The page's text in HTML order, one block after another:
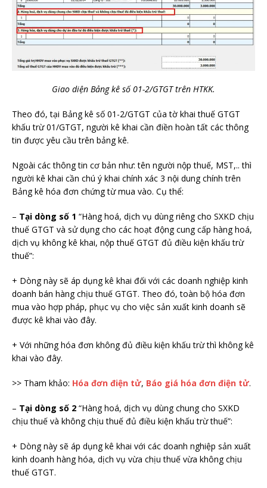
Giao diện Bảng kê số 01-2/GTGT trên HTKK.
Theo đó, tại Bảng kê số 01-2/GTGT của tờ khai thuế GTGT
khấu trừ 01/GTGT, người kê khai cần điền hoàn tất các thông
tin được yêu cầu trên bảng kê.
Ngoài các thông tin cơ bản như: tên người nộp thuế, MST,.. thì
người kê khai cần chú ý khai chính xác 3 nội dung chính trên
Bảng kê hóa đơn chứng từ mua vào. Cụ thể:
– Tại dòng số 1 “Hàng hoá, dịch vụ dùng riêng cho SXKD chịu
thuế GTGT và sử dụng cho các hoạt động cung cấp hàng hoá,
dịch vụ không kê khai, nộp thuế GTGT đủ điều kiện khấu trừ
thuế”:
+ Dòng này sẽ áp dụng kê khai đối với các doanh nghiệp kinh
doanh bán hàng chịu thuế GTGT. Theo đó, toàn bộ hóa đơn
mua vào hợp pháp, phục vụ cho việc sản xuất kinh doanh sẽ
được kê khai vào đây.
+ Với những hóa đơn không đủ điều kiện khấu trừ thì không kê
khai vào đây.
>> Tham khảo: Hóa đơn điện tử, Báo giá hóa đơn điện tử.
– Tại dòng số 2 “Hàng hoá, dịch vụ dùng chung cho SXKD
chịu thuế và không chịu thuế đủ điều kiện khấu trừ thuế”:
+ Dòng này sẽ áp dụng kê khai với các doanh nghiệp sản xuất
kinh doanh hàng hóa, dịch vụ vừa chịu thuế vừa không chịu
thuế GTGT.